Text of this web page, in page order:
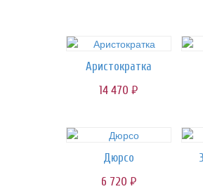
Аристократка
14 470 руб.
Дюрсо
6 720 руб.